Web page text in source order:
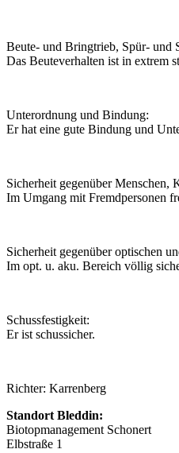
Beute- und Bringtrieb, Spür- und
Das Beuteverhalten ist in extrem
Unterordnung und Bindung:
Er hat eine gute Bindung und
Sicherheit gegenüber Menschen,
Im Umgang mit Fremdpersonen
Sicherheit gegenüber optischen
Im opt. u. aku. Bereich völlig
Schussfestigkeit:
Er ist schussicher.
Richter: Karrenberg
Standort Bleddin:
Biotopmanagement Schonert
Elbstraße 1